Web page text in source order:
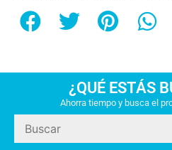
¿QUÉ ESTÁS
Ahorra tiempo y busca el